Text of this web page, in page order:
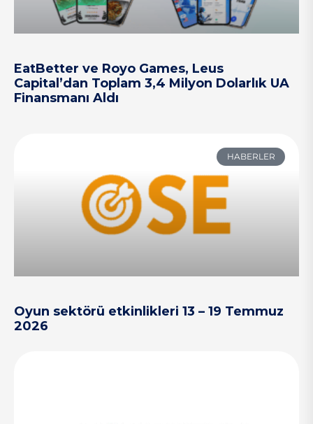
EatBetter ve Royo Games, Leus
Capital’dan Toplam 3,4 Milyon Dolarlık UA
Finansmanı Aldı
HABERLER
Oyun sektörü etkinlikleri 13 – 19 Temmuz
2026